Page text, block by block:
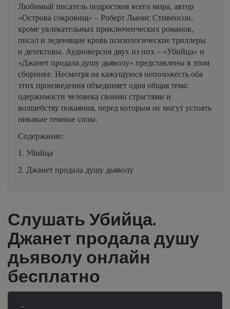
Любимый писатель подростков всего мира, автор
«Острова сокровищ» – Роберт Льюис Стивенсон,
кроме увлекательных приключенческих романов,
писал и леденящие кровь психологические триллеры
и детективы. Аудиоверсия двух из них – «Убийца» и
«Джанет продала душу дьяволу» представлены в этом
сборнике. Несмотря на кажущуюся непохожесть оба
этих произведения объединяет одна общая тема:
одержимости человека своими страстями и
волшебству покаяния, перед которым не могут устоять
никакие темные силы.
Содержание:
1. Убийца
2. Джанет продала душу дьяволу
Слушать Убийца.
Джанет продала душу
дьяволу онлайн
бесплатно
-